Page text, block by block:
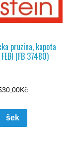
pruzina, kapota
(FB 37480)
Kč
šek